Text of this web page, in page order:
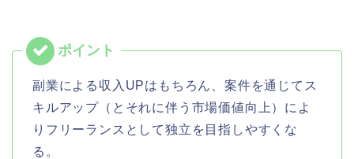
副業による収入UPはもちろん、案件を通じてス
キルアップ（とそれに伴う市場価値向上）によ
りフリーランスとして独立を目指しやすくな
る。